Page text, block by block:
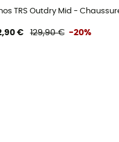
TRS Outdry Mid -
€ 129,90 € -20%